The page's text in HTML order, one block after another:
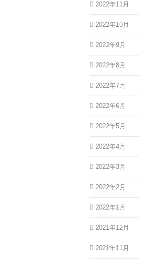
2022年11月
2022年10月
2022年9月
2022年8月
2022年7月
2022年6月
2022年5月
2022年4月
2022年3月
2022年2月
2022年1月
2021年12月
2021年11月